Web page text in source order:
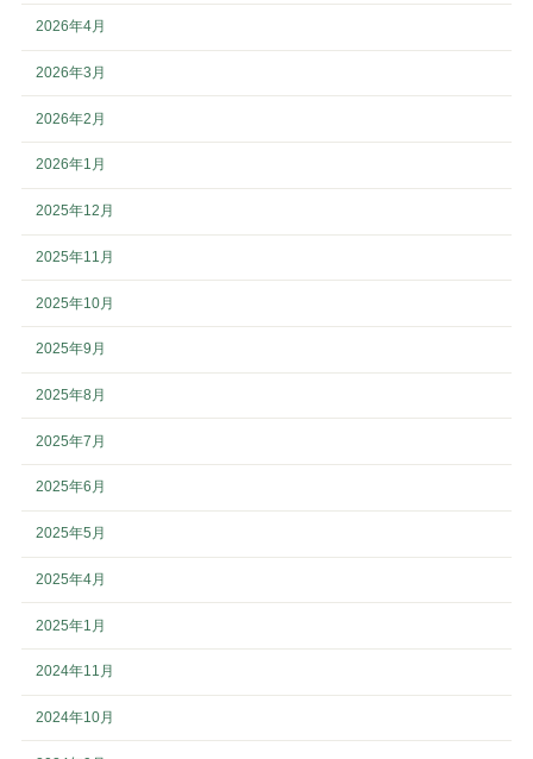
2026年4月
2026年3月
2026年2月
2026年1月
2025年12月
2025年11月
2025年10月
2025年9月
2025年8月
2025年7月
2025年6月
2025年5月
2025年4月
2025年1月
2024年11月
2024年10月